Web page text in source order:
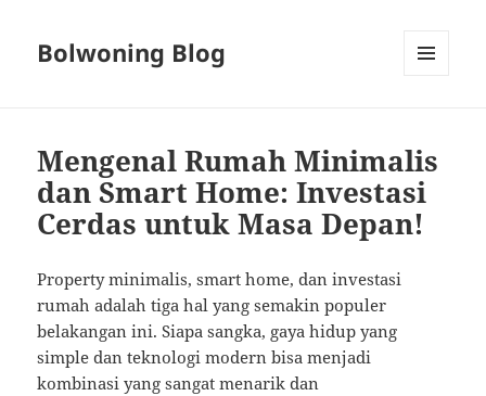
Bolwoning Blog
Mengenal Rumah Minimalis
dan Smart Home: Investasi
Cerdas untuk Masa Depan!
Property minimalis, smart home, dan investasi
rumah adalah tiga hal yang semakin populer
belakangan ini. Siapa sangka, gaya hidup yang
simple dan teknologi modern bisa menjadi
kombinasi yang sangat menarik dan